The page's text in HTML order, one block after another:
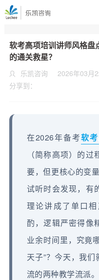
软考高项培训讲师风格
的通关救星？
乐凯咨询
2026年03月
分享到：
在2026年备考软考
（简称高项）的
要，但更核心的变
试听时会发现，有
理论讲成了单口
酌，逻辑严密得像
业余时间里，究竟
天子”？今天，我
流的两种教学流派。